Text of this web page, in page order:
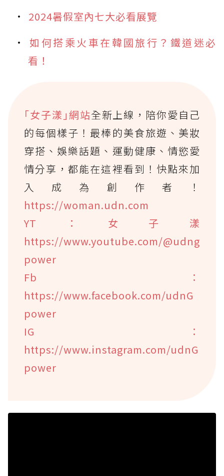
2024暑假室內七大必看展覽
如何搭乘火車在韓國旅行？鐵道迷必
看！
｢女子漾｣網站全新上線，陪你愛自己
的每個樣子！最棒的美食旅遊、美妝
穿搭、娛樂話題、運動健康、情慾愛
情分享，都能在這裡看到！快點來加
入成為創作者！
https://woman.udn.com
YT：女子漾
https://www.youtube.com/@udng
power
Fb：
https://www.facebook.com/udnG
power
IG：
https://www.instagram.com/udnG
power